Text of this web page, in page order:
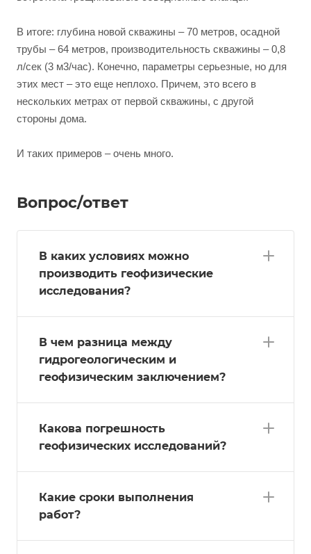
В итоге: глубина новой скважины – 70 метров, осадной
трубы – 64 метров, производительность скважины – 0,8
л/сек (3 м3/час). Конечно, параметры серьезные, но для
этих мест – это еще неплохо. Причем, это всего в
нескольких метрах от первой скважины, с другой
стороны дома.
И таких примеров – очень много.
Вопрос/ответ
В каких условиях можно
производить геофизические
исследования?
В чем разница между
гидрогеологическим и
геофизическим заключением?
Какова погрешность
геофизических исследований?
Какие сроки выполнения
работ?